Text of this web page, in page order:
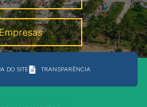
DO SITE TRANSPARÊNCIA